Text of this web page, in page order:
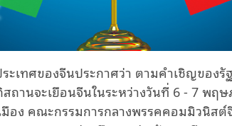
ะเทศของจีนประกาศว่า ตามคำเชิญของ
ถานจะเยือนจีนในระหว่างวันที่ 6 - 7 พฤ
มือง คณะกรรมการกลางพรรคคอมมิวนิส